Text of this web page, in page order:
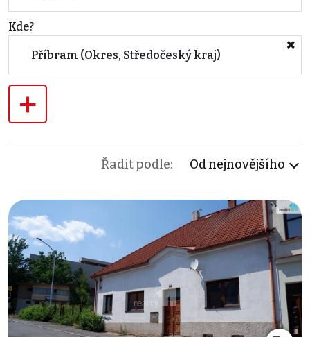
Kde?
Příbram (Okres, Středočeský kraj)
+
Řadit podle: Od nejnovějšího